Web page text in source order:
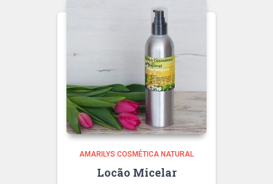
AMARILYS COSMÉTICA NATURAL
Locão Micelar